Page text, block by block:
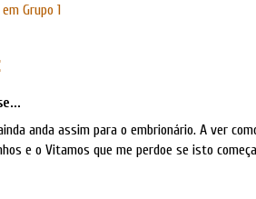
Grupo 1
anda assim para o embrionário. A ver
e o Vitamos que me perdoe se isto